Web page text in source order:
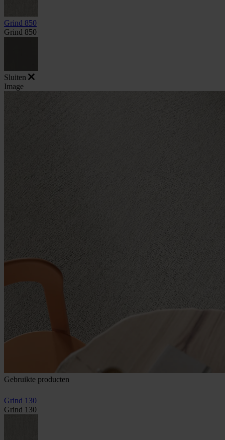
Grind 850
Grind 850
Sluiten
Image
Gebruikte producten
Grind 130
Grind 130